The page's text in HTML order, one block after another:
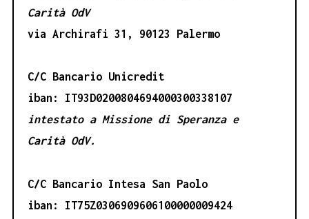
Carità OdV
via Archirafi 31, 90123 Palermo
C/C Bancario Unicredit
iban: IT93D0200804694000300338107
intestato a Missione di Speranza e
Carità OdV.
C/C Bancario Intesa San Paolo
iban: IT75Z0306909606100000009424